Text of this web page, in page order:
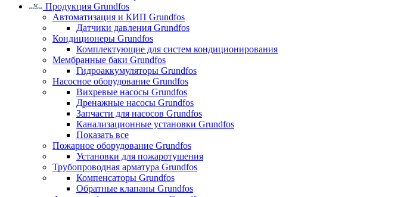
Продукция Grundfos
Автоматизация и КИП Grundfos
Датчики давления Grundfos
Кондиционеры Grundfos
Комплектующие для систем кондиционирования
Мембранные баки Grundfos
Гидроаккумуляторы Grundfos
Насосное оборудование Grundfos
Вихревые насосы Grundfos
Дренажные насосы Grundfos
Запчасти для насосов Grundfos
Канализационные установки Grundfos
Показать все
Пожарное оборудование Grundfos
Установки для пожаротушения
Трубопроводная арматура Grundfos
Компенсаторы Grundfos
Обратные клапаны Grundfos